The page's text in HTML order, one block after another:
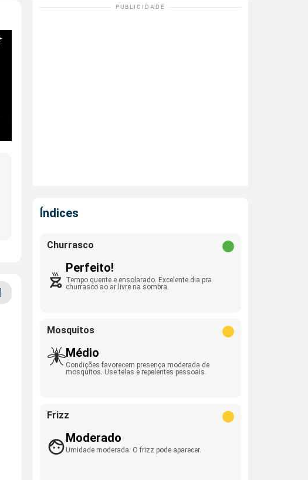
Índices
Churrasco
Perfeito!
Tempo quente e ensolarado. Excelente dia pra
churrasco ao ar livre na sombra.
Mosquitos
Médio
Condições favorecem presença moderada de
mosquitos. Use telas e repelentes pessoais.
Frizz
Moderado
Umidade moderada. O frizz pode aparecer.